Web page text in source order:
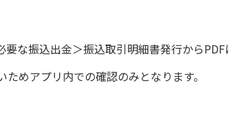
な振込出金＞振込取引明細書発行からPDF
めアプリ内での確認のみとなります。